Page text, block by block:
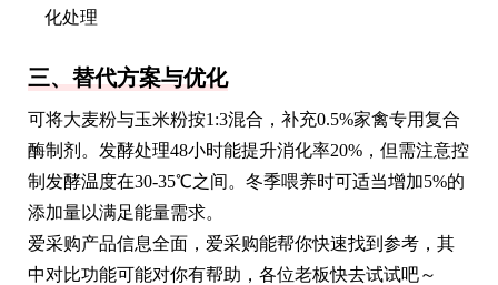
化处理
三、替代方案与优化
可将大麦粉与玉米粉按1:3混合，补充0.5%家禽专用复合
酶制剂。发酵处理48小时能提升消化率20%，但需注意控
制发酵温度在30-35℃之间。冬季喂养时可适当增加5%的
添加量以满足能量需求。
爱采购产品信息全面，爱采购能帮你快速找到参考，其
中对比功能可能对你有帮助，各位老板快去试试吧～